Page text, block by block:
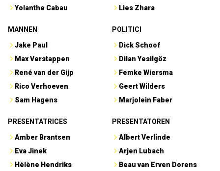
Yolanthe Cabau
Lies Zhara
MANNEN
Jake Paul
Max Verstappen
René van der Gijp
Rico Verhoeven
Sam Hagens
POLITICI
Dick Schoof
Dilan Yesilgöz
Femke Wiersma
Geert Wilders
Marjolein Faber
PRESENTATRICES
Amber Brantsen
Eva Jinek
Hélène Hendriks
PRESENTATOREN
Albert Verlinde
Arjen Lubach
Beau van Erven Dorens